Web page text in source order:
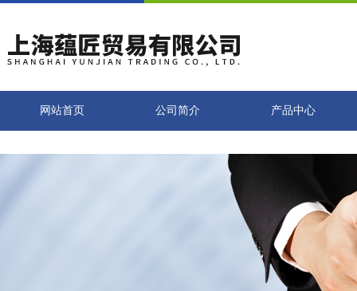
网站首页 公司简介 产品中心